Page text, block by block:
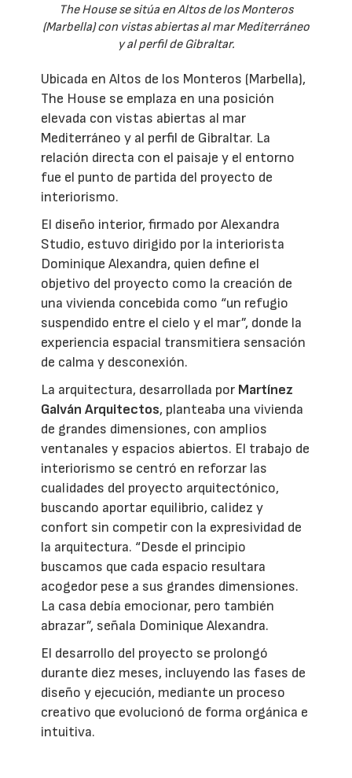
The House se sitúa en Altos de los Monteros
(Marbella) con vistas abiertas al mar Mediterráneo
y al perfil de Gibraltar.
Ubicada en Altos de los Monteros (Marbella),
The House se emplaza en una posición
elevada con vistas abiertas al mar
Mediterráneo y al perfil de Gibraltar. La
relación directa con el paisaje y el entorno
fue el punto de partida del proyecto de
interiorismo.
El diseño interior, firmado por Alexandra
Studio, estuvo dirigido por la interiorista
Dominique Alexandra, quien define el
objetivo del proyecto como la creación de
una vivienda concebida como “un refugio
suspendido entre el cielo y el mar”, donde la
experiencia espacial transmitiera sensación
de calma y desconexión.
La arquitectura, desarrollada por Martínez
Galván Arquitectos, planteaba una vivienda
de grandes dimensiones, con amplios
ventanales y espacios abiertos. El trabajo de
interiorismo se centró en reforzar las
cualidades del proyecto arquitectónico,
buscando aportar equilibrio, calidez y
confort sin competir con la expresividad de
la arquitectura. “Desde el principio
buscamos que cada espacio resultara
acogedor pese a sus grandes dimensiones.
La casa debía emocionar, pero también
abrazar”, señala Dominique Alexandra.
El desarrollo del proyecto se prolongó
durante diez meses, incluyendo las fases de
diseño y ejecución, mediante un proceso
creativo que evolucionó de forma orgánica e
intuitiva.